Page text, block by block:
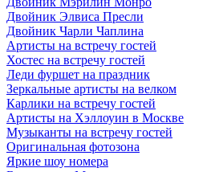
Двойник Элвиса Пресли
Двойник Чарли Чаплина
Артисты на встречу гостей
Хостес на встречу гостей
Леди фуршет на праздник
Зеркальные артисты на велком
Карлики на встречу гостей
Артисты на Хэллоуин в Москве
Музыканты на встречу гостей
Оригинальная фотозона
Яркие шоу номера